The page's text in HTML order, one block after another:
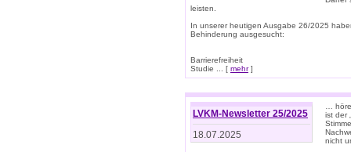
leisten.
In unserer heutigen Ausgabe 26/2025
Behinderung ausgesucht:
Barrierefreiheit
Studie ... [ mehr]
LVKM-Newsletter 25/2025
18.07.2025
…
ist der
nicht